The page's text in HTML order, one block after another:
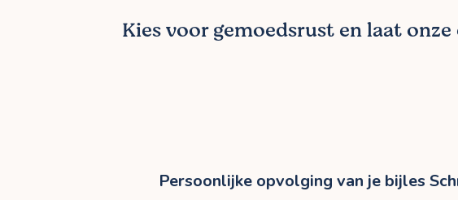
Kies voor gemoedsrust en laat
Persoonlijke opvolging van je bijles